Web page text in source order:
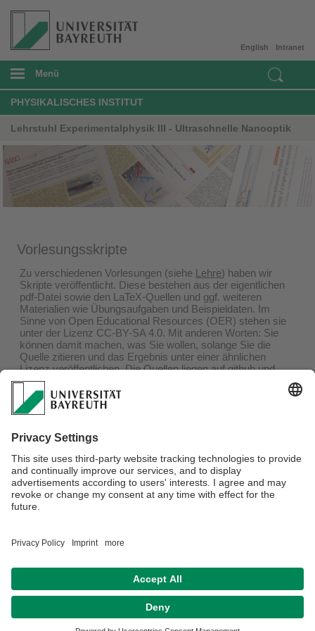
Intranet
English
Menü
PHYSIKALISCHES INSTITUT
Lehrstuhl Experimentalphysik III - Ultraschnelle Nanooptik
Vorlesungsskripte
Zu verschiedenen Vorlesungen (siehe Lehre) haben wir
Skripte veröffentlicht. Diese bestehen aus der eigentlichen
pdf-Datei sowie den LaTeX-Quellen und ggf. weiteren
Materialien wie Übungsaufgaben und Beispieldaten. Im
Sinne von Open Educational Resources (OER) stehen sie
unter der Lizenz CC-BY-SA 4.0. Mit anderen Worten: Sie
können damit machen, was Sie wollen, solange Sie die
Quelle zitieren und das Ergebnis unter einer ähnlichen
Lizenz veröffentlichen. Die Quellen liegen aufgithubund
sind in
In unregelmäßigen Abständen wird eine Version am Ende
der Vorlesung auf
einer dieser Vorlesungen teilnehmen, ist es besser, die
Version zu verwenden, die im E-Learning-System verlinkt
ist, da diese wahrscheinlich aktueller oder zumindest besser
auf die Vorlesung abgestimmt ist.
Impressum
Kontakt
Barrierefreiheitserklärung